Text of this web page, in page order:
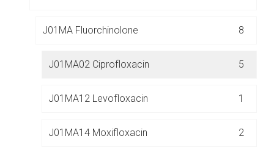
J01MA Fluorchinolone 8
J01MA02 Ciprofloxacin 5
J01MA12 Levofloxacin 1
J01MA14 Moxifloxacin 2
Seite. Für die Inhalte der externen Web-Seite ist deren